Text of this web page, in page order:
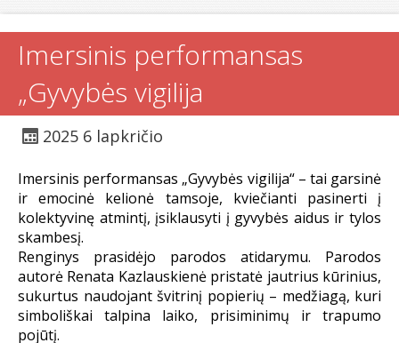
Imersinis performansas
„Gyvybės vigilija
2025 6 lapkričio
Imersinis performansas „Gyvybės vigilija“ – tai garsinė
ir emocinė kelionė tamsoje, kviečianti pasinerti į
kolektyvinę atmintį, įsiklausyti į gyvybės aidus ir tylos
skambesį.
Renginys prasidėjo parodos atidarymu. Parodos
autorė Renata Kazlauskienė pristatė jautrius kūrinius,
sukurtus naudojant švitrinį popierių – medžiagą, kuri
simboliškai talpina laiko, prisiminimų ir trapumo
pojūtį.